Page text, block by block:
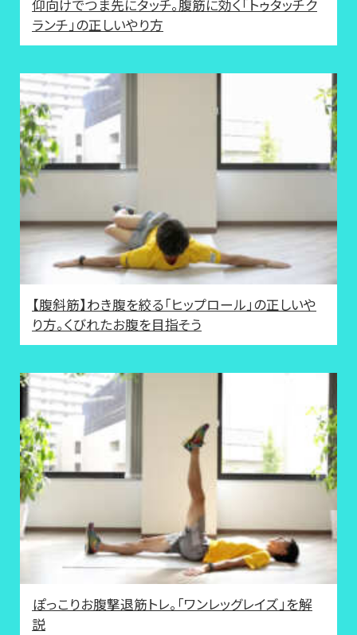
仰向けでつま先にタッチ。腹筋に効く「トゥタッチク
ランチ」の正しいやり方
【腹斜筋】わき腹を絞る「ヒップロール」の正しいや
り方。くびれたお腹を目指そう
ぽっこりお腹撃退筋トレ。「ワンレッグレイズ」を解
説